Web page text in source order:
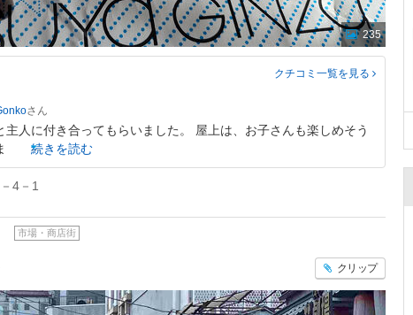
235
クチコミ一覧を見る
人に付き合ってもらいました。 屋上は、お子さんも楽しめそう
続きを読む
4－1
市場・商店街
クリップ